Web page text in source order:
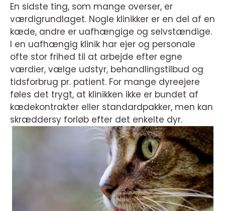
En sidste ting, som mange overser, er
værdigrundlaget. Nogle klinikker er en del af en
kæde, andre er uafhængige og selvstændige.
I en uafhængig klinik har ejer og personale
ofte stor frihed til at arbejde efter egne
værdier, vælge udstyr, behandlingstilbud og
tidsforbrug pr. patient. For mange dyreejere
føles det trygt, at klinikken ikke er bundet af
kædekontrakter eller standardpakker, men kan
skræddersy forløb efter det enkelte dyr.